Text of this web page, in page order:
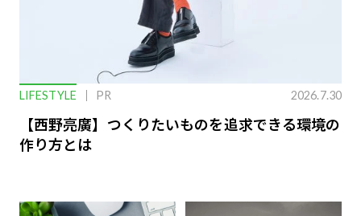
LIFESTYLE PR 2026.7.30
【西野亮廣】つくりたいものを追求できる環境の
作り方とは